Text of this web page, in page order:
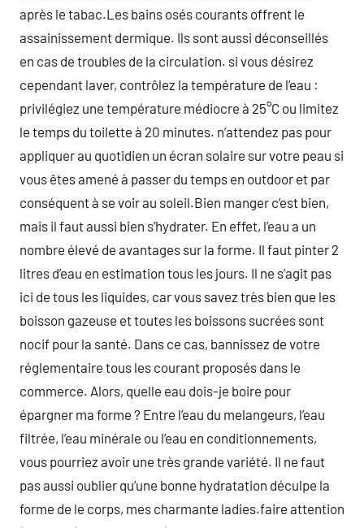
après le tabac.Les bains osés courants offrent le
assainissement dermique. Ils sont aussi déconseillés
en cas de troubles de la circulation. si vous désirez
cependant laver, contrôlez la température de l’eau :
privilégiez une température médiocre à 25°C ou limitez
le temps du toilette à 20 minutes. n’attendez pas pour
appliquer au quotidien un écran solaire sur votre peau si
vous êtes amené à passer du temps en outdoor et par
conséquent à se voir au soleil.Bien manger c’est bien,
mais il faut aussi bien s’hydrater. En effet, l’eau a un
nombre élevé de avantages sur la forme. Il faut pinter 2
litres d’eau en estimation tous les jours. Il ne s’agit pas
ici de tous les liquides, car vous savez très bien que les
boisson gazeuse et toutes les boissons sucrées sont
nocif pour la santé. Dans ce cas, bannissez de votre
réglementaire tous les courant proposés dans le
commerce. Alors, quelle eau dois-je boire pour
épargner ma forme ? Entre l’eau du melangeurs, l’eau
filtrée, l’eau minérale ou l’eau en conditionnements,
vous pourriez avoir une très grande variété. Il ne faut
pas aussi oublier qu’une bonne hydratation déculpe la
forme de le corps, mes charmante ladies.faire attention